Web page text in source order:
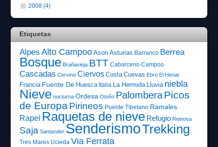
2008 (4)
Etiquetas
Alpes Alto Campoo Ason Asturias Barranco Berrea
Bosque Brañavieja BTT Cabarceno Campoo
Cascadas Cervino Ciervos Costa Cuevas Ebro El Henar
Francia Fuente De Huesca Italia La Hermida Lluvia niebla
Nieve nocturna Ordesa Otoño PalomberaPicos
de EuropaPirineos Puente Tibetano Ramales
Rapel Raquetas de nieve Refugio Reinosa
Saja Santander SenderismoTrekking
Tres Mares Ucieda Via Ferrata